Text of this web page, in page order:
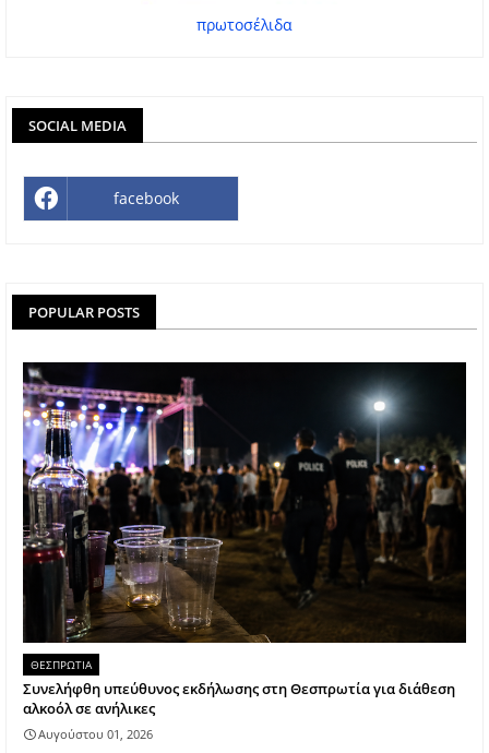
πρωτοσέλιδα
SOCIAL MEDIA
facebook
POPULAR POSTS
ΘΕΣΠΡΩΤΙΑ
Συνελήφθη υπεύθυνος εκδήλωσης στη Θεσπρωτία για διάθεση
αλκοόλ σε ανήλικες
Αυγούστου 01, 2026